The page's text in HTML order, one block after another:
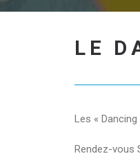
LE
Les «
Rendez-vous